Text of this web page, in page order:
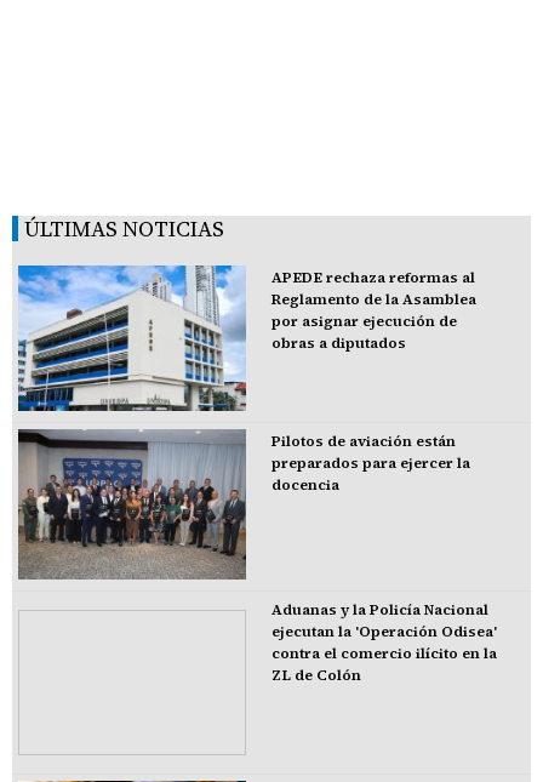
ÚLTIMAS NOTICIAS
APEDE rechaza reformas al
Reglamento de la Asamblea
por asignar ejecución de
obras a diputados
Pilotos de aviación están
preparados para ejercer la
docencia
Aduanas y la Policía Nacional
ejecutan la 'Operación Odisea'
contra el comercio ilícito en la
ZL de Colón